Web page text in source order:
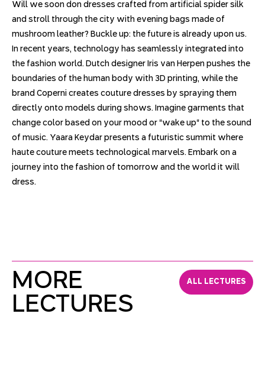
Will we soon don dresses crafted from artificial spider silk
and stroll through the city with evening bags made of
mushroom leather? Buckle up: the future is already upon us.
In recent years, technology has seamlessly integrated into
the fashion world. Dutch designer Iris van Herpen pushes the
boundaries of the human body with 3D printing, while the
brand Coperni creates couture dresses by spraying them
directly onto models during shows. Imagine garments that
change color based on your mood or "wake up" to the sound
of music. Yaara Keydar presents a futuristic summit where
haute couture meets technological marvels. Embark on a
journey into the fashion of tomorrow and the world it will
dress.
MORE
LECTURES
ALL LECTURES